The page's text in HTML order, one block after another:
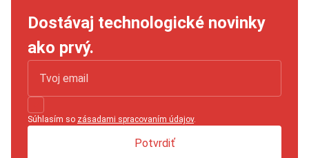
Dostávaj technologické novinky
ako prvý.
Súhlasím so zásadami spracovaním údajov.
Potvrdiť